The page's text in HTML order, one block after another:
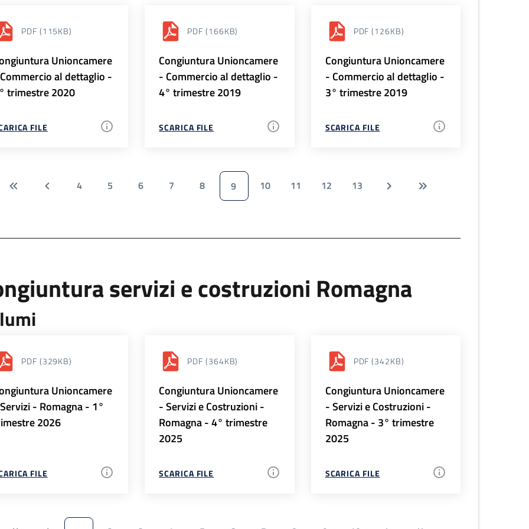
PDF (115KB)
Unioncamere
al dettaglio -
trimestre 2020
FILE
PDF (166KB)
Congiuntura Unioncamere
- Commercio al dettaglio -
4° trimestre 2019
SCARICA FILE
PDF (126KB)
Congiuntura Unioncamere
- Commercio al dettaglio -
3° trimestre 2019
SCARICA FILE
4 5 6 7 8 9 10 11 12 13
servizi e costruzioni Romagna
PDF (329KB)
Unioncamere
- Romagna - 1°
2026
FILE
PDF (364KB)
Congiuntura Unioncamere
- Servizi e Costruzioni -
Romagna - 4° trimestre
2025
SCARICA FILE
PDF (342KB)
Congiuntura Unioncamere
- Servizi e Costruzioni -
Romagna - 3° trimestre
2025
SCARICA FILE